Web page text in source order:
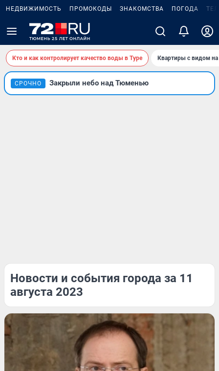
НЕДВИЖИМОСТЬ ПРОМОКОДЫ ЗНАКОМСТВА ПОГОДА
Кто и как контролирует качество воды в Туре Квартиры с видом на
СРОЧНО Закрыли небо над Тюменью
Новости и события города за 11
августа 2023